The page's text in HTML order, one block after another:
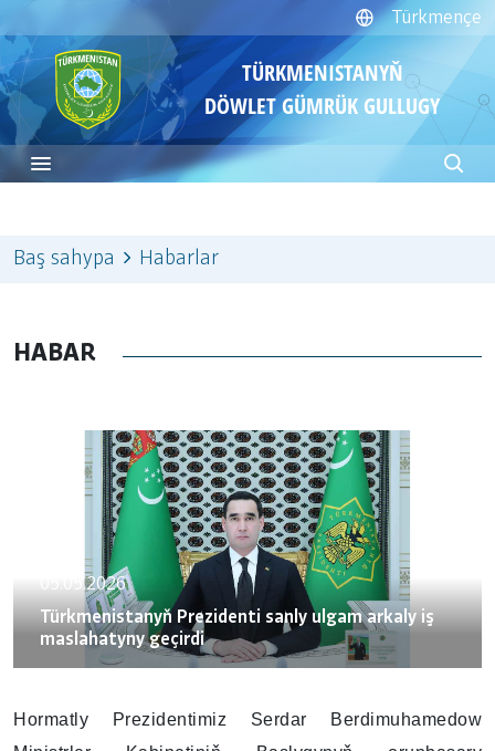
Türkmençe
TÜRKMENISTANYŇ
DÖWLET GÜMRÜK GULLUGY
Baş sahypa Habarlar
HABAR
05.05.2026
Türkmenistanyň Prezidenti sanly ulgam arkaly iş
maslahatyny geçirdi
Hormatly Prezidentimiz Serdar Berdimuhamedow